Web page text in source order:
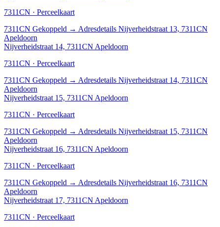
7311CN · Perceelkaart
7311CN Gekoppeld → Adresdetails Nijverheidstraat 13, 7311CN
Apeldoorn
Nijverheidstraat 14, 7311CN Apeldoorn
7311CN · Perceelkaart
7311CN Gekoppeld → Adresdetails Nijverheidstraat 14, 7311CN
Apeldoorn
Nijverheidstraat 15, 7311CN Apeldoorn
7311CN · Perceelkaart
7311CN Gekoppeld → Adresdetails Nijverheidstraat 15, 7311CN
Apeldoorn
Nijverheidstraat 16, 7311CN Apeldoorn
7311CN · Perceelkaart
7311CN Gekoppeld → Adresdetails Nijverheidstraat 16, 7311CN
Apeldoorn
Nijverheidstraat 17, 7311CN Apeldoorn
7311CN · Perceelkaart